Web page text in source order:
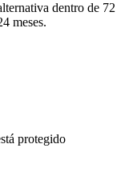
dentro de 72
meses.
protegido